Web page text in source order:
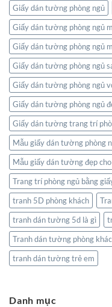
Giấy dán tường phòng ngủ
Giấy dán tường phòng ngủ
Giấy dán tường phòng ngủ
Giấy dán tường phòng ngủ
Giấy dán tường phòng ngủ
Giấy dán tường phòng ngủ
Giấy dán tường trang trí
Mẫu giấy dán tường phòng
Mẫu giấy dán tường đẹp
Trang trí phòng ngủ bằng
tranh 5D phòng khách
tranh dán tường 5d là gì
Tranh dán tường phòng
tranh dán tường trẻ em
Danh mục